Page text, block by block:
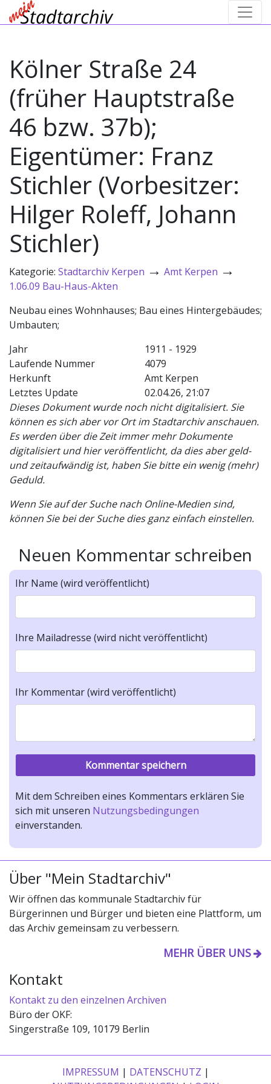
Kölner Straße 24
(früher Hauptstraße
46 bzw. 37b);
Eigentümer: Franz
Stichler (Vorbesitzer:
Hilger Roleff, Johann
Stichler)
Kategorie: Stadtarchiv Kerpen → Amt Kerpen →
1.06.09 Bau-Haus-Akten
Neubau eines Wohnhauses; Bau eines Hintergebäudes;
Umbauten;
Jahr
1911 - 1929
Laufende Nummer
4079
Herkunft
Amt Kerpen
Letztes Update
02.04.26, 21:07
Dieses Dokument wurde noch nicht digitalisiert. Sie
können es sich aber vor Ort im Stadtarchiv anschauen.
Es werden über die Zeit immer mehr Dokumente
digitalisiert und hier veröffentlicht, da dies aber geld-
und zeitaufwändig ist, haben Sie bitte ein wenig (mehr)
Geduld.
Wenn Sie auf der Suche nach Online-Medien sind,
können Sie bei der Suche dies ganz einfach einstellen.
Neuen Kommentar schreiben
Ihr Name (wird veröffentlicht)
Ihre Mailadresse (wird nicht veröffentlicht)
Ihr Kommentar (wird veröffentlicht)
Mit dem Schreiben eines Kommentars erklären Sie
sich mit unseren Nutzungsbedingungen
einverstanden.
Über "Mein Stadtarchiv"
Wir öffnen das kommunale Stadtarchiv für
Bürgerinnen und Bürger und bieten eine Plattform, um
das Archiv gemeinsam zu verbessern.
MEHR ÜBER UNS
Kontakt
Kontakt zu den einzelnen Archiven
Büro der OKF:
Singerstraße 109, 10179 Berlin
IMPRESSUM | DATENSCHUTZ |